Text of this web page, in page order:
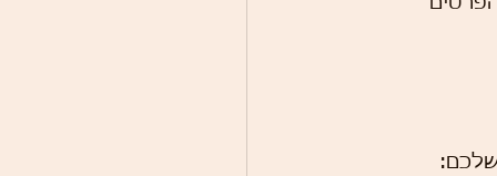
שלכם: